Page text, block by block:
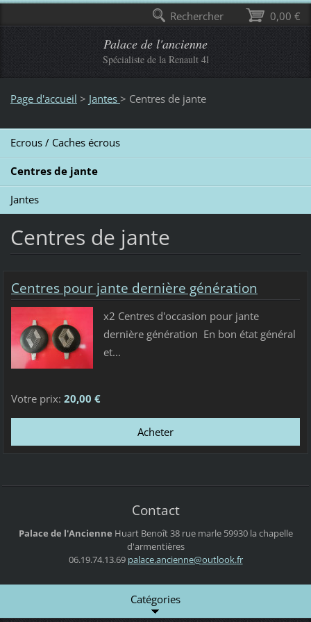
Palace de l'ancienne
Spécialiste de la Renault 4l
Page d'accueil > Jantes > Centres de jante
Ecrous / Caches écrous
Centres de jante
Jantes
Centres de jante
Centres pour jante dernière génération
x2 Centres d'occasion pour jante
dernière génération En bon état général
et...
Votre prix: 20,00 €
Contact
Palace de l'Ancienne Huart Benoît38 rue marle59930 la chapelle
d'armentières
06.19.74.13.69 palace.ancienne@outlook.fr
Catégories
0,00 €
Rechercher